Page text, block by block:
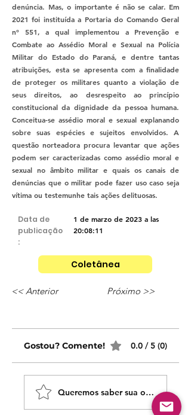
denúncia. Mas, o importante é não se calar. Em
2021 foi instituída a Portaria do Comando Geral
nº 551, a qual implementou a Prevenção e
Combate ao Assédio Moral e Sexual na Polícia
Militar do Estado do Paraná, e dentre tantas
atribuições, esta se apresenta com a finalidade
de proteger os militares quanto a violação de
seus direitos, ao desrespeito ao princípio
constitucional da dignidade da pessoa humana.
Conceitua-se assédio moral e sexual explanando
sobre suas espécies e sujeitos envolvidos. A
questão norteadora procura levantar que ações
podem ser caracterizadas como assédio moral e
sexual no âmbito militar e quais os canais de
denúncias que o militar pode fazer uso caso seja
vítima ou testemunhe tais ações delituosas.
Data de
publicação
:
1 de marzo de 2023 a las
20:08:11
Coletânea
<< Anterior Próximo >>
Gostou? Comente! 0.0 / 5 (0)
Queremos saber sua opinião